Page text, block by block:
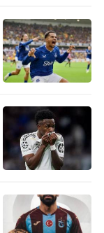
就是严格控
队员们的饮食
一致认为，
，我在家里
，这样的饮